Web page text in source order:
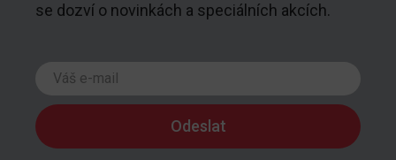
se dozví o novinkách a speciálních akcích.